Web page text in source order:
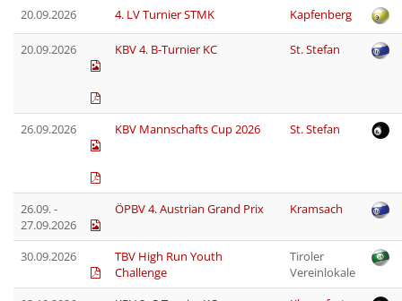
20.09.2026 4. LV Turnier STMK Kapfenberg
20.09.2026 KBV 4. B-Turnier KC St. Stefan
26.09.2026 KBV Mannschafts Cup 2026 St. Stefan
26.09. -
27.09.2026
ÖPBV 4. Austrian Grand Prix Kramsach
30.09.2026
TBV High Run Youth
Challenge
Tiroler
Vereinlokale